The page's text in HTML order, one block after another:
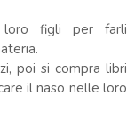
figli per farli
poi si compra libri
il naso nelle loro